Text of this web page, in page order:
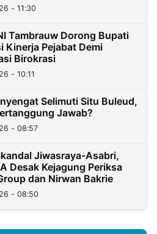
- 11:30
Tambrauw Dorong Bupati
Kinerja Pejabat Demi
Birokrasi
- 10:11
Selimuti Situ Buleud,
Jawab?
- 08:57
Jiwasraya-Asabri,
Desak Kejagung Periksa
dan Nirwan Bakrie
- 08:50